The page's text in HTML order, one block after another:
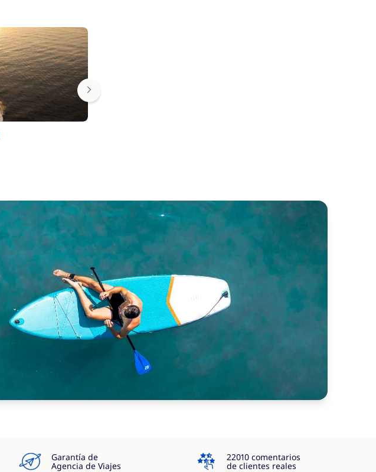
Garantía de
Agencia de Viajes
4.3
22010 comentarios
de clientes reales